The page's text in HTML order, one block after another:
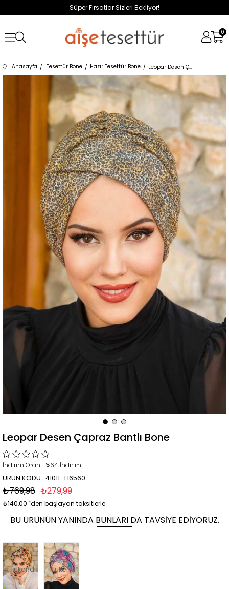
Süper Fırsatlar Sizleri Bekliyor!
0
Anasayfa Tesettür Bone Hazır Tesettür Bone Leopar Desen Çapraz Bantlı Bone
Leopar Desen Çapraz Bantlı Bone
İndirim Oranı :%64 İndirim
ÜRÜN KODU : 41011-T16560
₺769,98 ₺279,99
₺140,00 `den başlayan taksitlerle
BU ÜRÜNÜN YANINDA BUNLARI DA TAVSIYE EDIYORUZ.
Tükendi Tükendi